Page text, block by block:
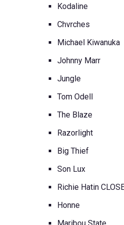
Kodaline
Chvrches
Michael Kiwanuka
Johnny Marr
Jungle
Tom Odell
The Blaze
Razorlight
Big Thief
Son Lux
Richie Hatin
Honne